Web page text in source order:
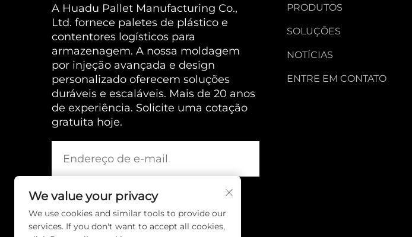
A Huadu Pallet Manufacturing Co.,
Ltd. fornece paletes de plástico e
contentores logísticos para
armazenagem. A nossa moldagem
por injeção avançada e design
personalizado oferecem soluções
duráveis e escaláveis. Mais de 20 anos
de experiência. Solicite uma cotação
gratuita hoje.
PRODUTOS
SOLUÇÕES
NOTÍCIAS
ENTRE EM CONTATO
We value your privacy
We use cookies and similar tools to provide our
services. If you don't want to accept all cookies,